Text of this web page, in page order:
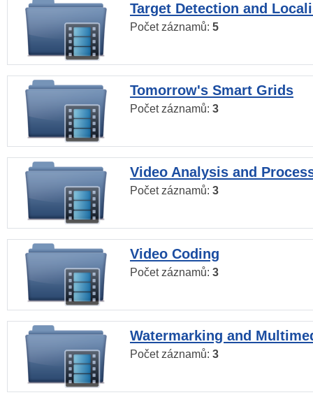
Target Detection and
Počet záznamů: 5
Tomorrow's Smart Grids
Počet záznamů: 3
Video Analysis and
Počet záznamů: 3
Video Coding
Počet záznamů: 3
Watermarking and
Počet záznamů: 3